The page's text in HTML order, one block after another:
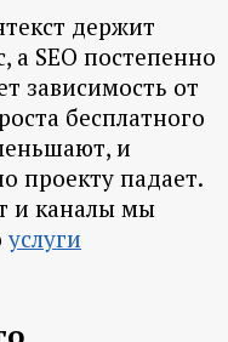
держит
а SEO постепенно
зависимость от
бесплатного
и
проекту падает.
и каналы мы
услуги